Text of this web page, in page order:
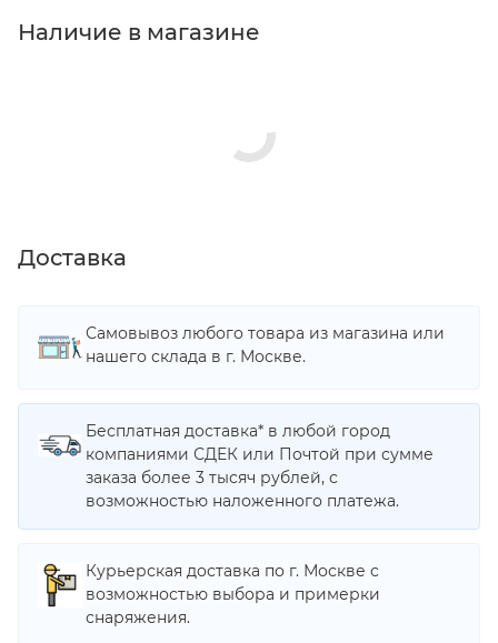
Наличие в магазине
Доставка
Самовывоз любого товара из магазина или
нашего склада в г. Москве.
Бесплатная доставка* в любой город
компаниями СДЕК или Почтой при сумме
заказа более 3 тысяч рублей, с
возможностью наложенного платежа.
Курьерская доставка по г. Москве с
возможностью выбора и примерки
снаряжения.